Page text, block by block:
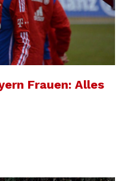
Frauen: Alles